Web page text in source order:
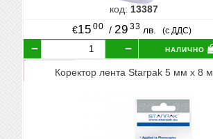
код: 13387
€15 00 / 29 33 лв. (с ДДС)
налично
Коректор лента Starpak 5 мм х 8 м